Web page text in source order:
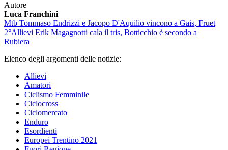
Autore
Luca Franchini
Mtb Tommaso Endrizzi e Jacopo D'Aquilio vincono a Gais, Fruet
2°Allievi Erik Magagnotti cala il tris, Botticchio è secondo a
Rubiera
Elenco degli argomenti delle notizie:
Allievi
Amatori
Ciclismo Femminile
Ciclocross
Ciclomercato
Enduro
Esordienti
Europei Trentino 2021